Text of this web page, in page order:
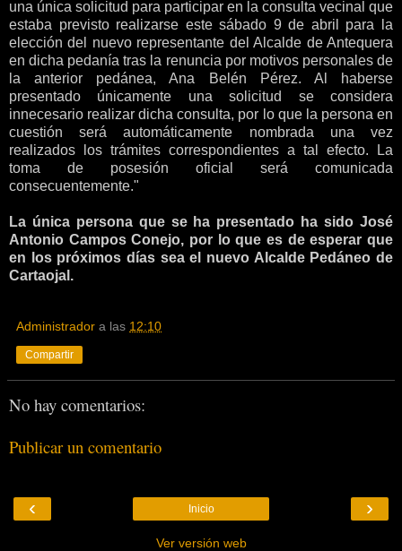
una única solicitud para participar en la consulta vecinal que
estaba previsto realizarse este sábado 9 de abril para la
elección del nuevo representante del Alcalde de Antequera
en dicha pedanía tras la renuncia por motivos personales de
la anterior pedánea, Ana Belén Pérez. Al haberse
presentado únicamente una solicitud se considera
innecesario realizar dicha consulta, por lo que la persona en
cuestión será automáticamente nombrada una vez
realizados los trámites correspondientes a tal efecto. La
toma de posesión oficial será comunicada
consecuentemente."
La única persona que se ha presentado ha sido José
Antonio Campos Conejo, por lo que es de esperar que
en los próximos días sea el nuevo Alcalde Pedáneo de
Cartaojal.
Administrador a las 12:10
Compartir
No hay comentarios:
Publicar un comentario
‹ ›
Inicio
Ver versión web